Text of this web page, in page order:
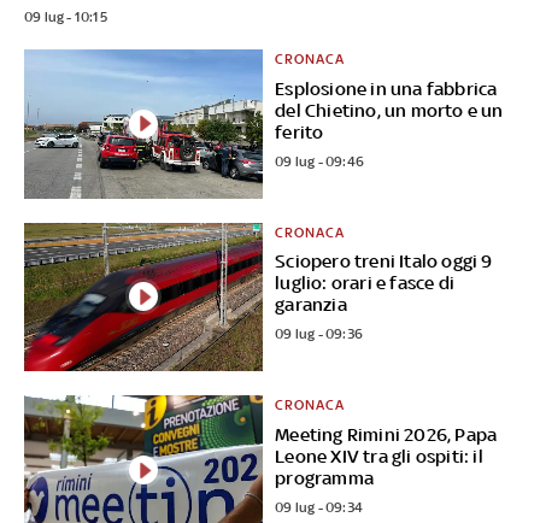
09 lug - 10:15
Esplosione in una fabbrica
del Chietino, un morto e un
ferito
CRONACA
09 lug - 09:46
Sciopero treni Italo oggi 9
luglio: orari e fasce di
garanzia
CRONACA
09 lug - 09:36
Meeting Rimini 2026, Papa
Leone XIV tra gli ospiti: il
programma
CRONACA
09 lug - 09:34